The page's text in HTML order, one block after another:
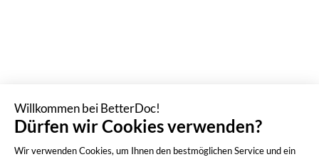
Willkommen bei BetterDoc!
Dürfen wir Cookies verwenden?
Wir verwenden Cookies, um Ihnen den bestmöglichen Service und ein